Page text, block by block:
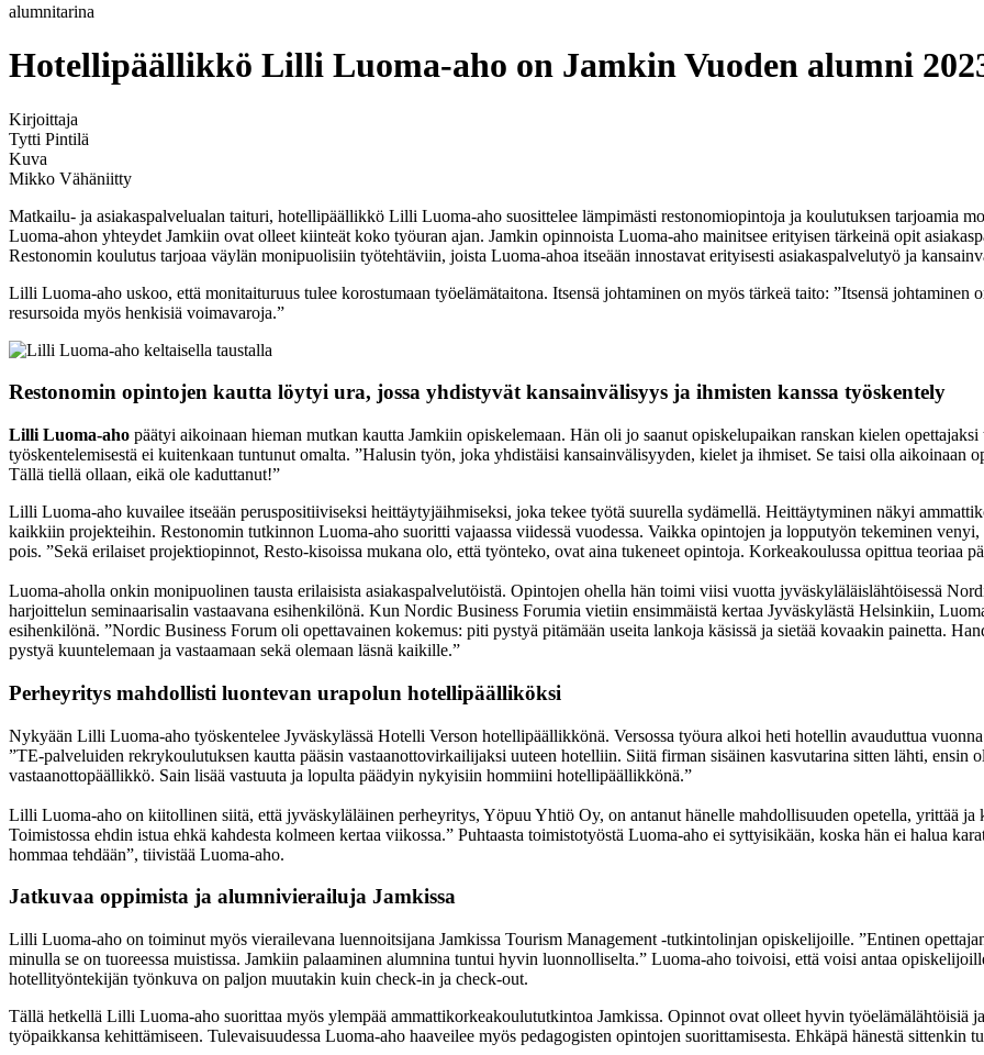
alumnitarina
Hotellipäällikkö Lilli Luoma-aho on Jamkin Vuoden alumni
Kirjoittaja
Tytti Pintilä
Kuva
Mikko Vähäniitty
Matkailu- ja asiakaspalvelualan taituri, hotellipäällikkö Lilli Luoma-aho suosittelee lämpimästi restonomiopintoja ja koulutuksen tarjoamia
Luoma-ahon yhteydet Jamkiin ovat olleet kiinteät koko työuran ajan. Jamkin opinnoista Luoma-aho mainitsee erityisen tärkeinä opit
Restonomin koulutus tarjoaa väylän monipuolisiin työtehtäviin, joista Luoma-ahoa itseään innostavat erityisesti asiakaspalvelutyö ja
Lilli Luoma-aho uskoo, että monitaituruus tulee korostumaan työelämätaitona. Itsensä johtaminen on myös tärkeä taito: ”Itsensä
resursoida myös henkisiä voimavaroja.”
Restonomin opintojen kautta löytyi ura, jossa yhdistyvät kansainvälisyys ja ihmisten kanssa työskentely
Lilli Luoma-aho päätyi aikoinaan hieman mutkan kautta Jamkiin opiskelemaan. Hän oli jo saanut opiskelupaikan ranskan kielen
työskentelemisestä ei kuitenkaan tuntunut omalta. ”Halusin työn, joka yhdistäisi kansainvälisyyden, kielet ja ihmiset. Se taisi olla aikoinaan
Tällä tiellä ollaan, eikä ole kaduttanut!”
Lilli Luoma-aho kuvailee itseään peruspositiiviseksi heittäytyjäihmiseksi, joka tekee työtä suurella sydämellä. Heittäytyminen näkyi
kaikkiin projekteihin. Restonomin tutkinnon Luoma-aho suoritti vajaassa viidessä vuodessa. Vaikka opintojen ja lopputyön tekeminen
pois. ”Sekä erilaiset projektiopinnot, Resto-kisoissa mukana olo, että työnteko, ovat aina tukeneet opintoja. Korkeakoulussa opittua teoriaa
Luoma-aholla onkin monipuolinen tausta erilaisista asiakaspalvelutöistä. Opintojen ohella hän toimi viisi vuotta jyväskyläläislähtöisessä
harjoittelun seminaarisalin vastaavana esihenkilönä. Kun Nordic Business Forumia vietiin ensimmäistä kertaa Jyväskylästä Helsinkiin,
esihenkilönä. ”Nordic Business Forum oli opettavainen kokemus: piti pystyä pitämään useita lankoja käsissä ja sietää kovaakin painetta.
pystyä kuuntelemaan ja vastaamaan sekä olemaan läsnä kaikille.”
Perheyritys mahdollisti luontevan urapolun hotellipäälliköksi
Nykyään Lilli Luoma-aho työskentelee Jyväskylässä Hotelli Verson hotellipäällikkönä. Versossa työura alkoi heti hotellin avauduttua
”TE-palveluiden rekrykoulutuksen kautta pääsin vastaanottovirkailijaksi uuteen hotelliin. Siitä firman sisäinen kasvutarina sitten lähti,
vastaanottopäällikkö. Sain lisää vastuuta ja lopulta päädyin nykyisiin hommiini hotellipäällikkönä.”
Lilli Luoma-aho on kiitollinen siitä, että jyväskyläläinen perheyritys, Yöpuu Yhtiö Oy, on antanut hänelle mahdollisuuden opetella, yrittää
Toimistossa ehdin istua ehkä kahdesta kolmeen kertaa viikossa.” Puhtaasta toimistotyöstä Luoma-aho ei syttyisikään, koska hän ei halua
hommaa tehdään”, tiivistää Luoma-aho.
Jatkuvaa oppimista ja alumnivierailuja Jamkissa
Lilli Luoma-aho on toiminut myös vierailevana luennoitsijana Jamkissa Tourism Management -tutkintolinjan opiskelijoille. ”Entinen
minulla se on tuoreessa muistissa. Jamkiin palaaminen alumnina tuntui hyvin luonnolliselta.” Luoma-aho toivoisi, että voisi antaa
hotellityöntekijän työnkuva on paljon muutakin kuin check-in ja check-out.
Tällä hetkellä Lilli Luoma-aho suorittaa myös ylempää ammattikorkeakoulututkintoa Jamkissa. Opinnot ovat olleet hyvin työelämälähtöisiä
työpaikkansa kehittämiseen. Tulevaisuudessa Luoma-aho haaveilee myös pedagogisten opintojen suorittamisesta. Ehkäpä hänestä sittenkin